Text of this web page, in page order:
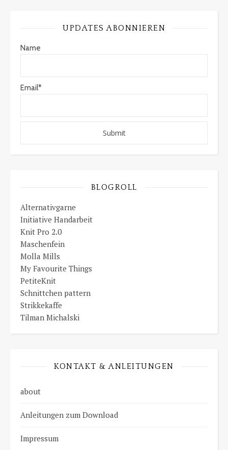
UPDATES ABONNIEREN
Name
Email*
BLOGROLL
Alternativgarne
Initiative Handarbeit
Knit Pro 2.0
Maschenfein
Molla Mills
My Favourite Things
PetiteKnit
Schnittchen pattern
Strikkekaffe
Tilman Michalski
KONTAKT & ANLEITUNGEN
about
Anleitungen zum Download
Impressum